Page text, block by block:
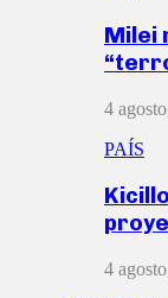
Milei
4
PAÍS
4